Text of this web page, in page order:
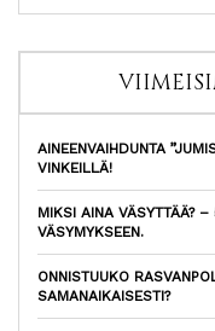
AINEENVAIHDUNTA
VINKEILLÄ!
MIKSI AINA VÄSYTTÄÄ?
VÄSYMYKSEEN.
ONNISTUUKO
SAMANAIKAISESTI?